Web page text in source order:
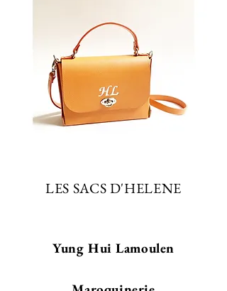
LES SACS D'HELENE
Yung Hui Lamoulen